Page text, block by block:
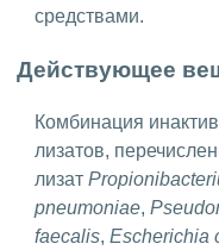
средствами.
Действующее
Комбинация
лизатов,
лизат
pneumoniae,
faecalis, Escherichia